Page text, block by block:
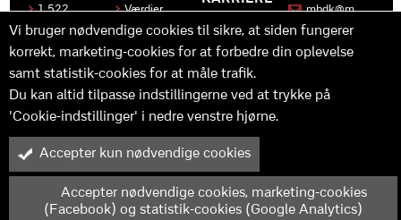
1.522
Produkter
Kontakt
os
Værdier
Historen
bag
MBDK
Hvad gør
os unikke
Bliv en del
Vores
team
Praktik
udvikling
mbdk@m
pressenævnet siden 25. maj 2011. Copyright © 2025 - MBDK ApS
Cookie-indstillinger Scroll op til toppen
Vi bruger nødvendige cookies til sikre, at siden fungerer
korrekt, marketing-cookies for at forbedre din oplevelse
samt statistik-cookies for at måle trafik.
Du kan altid tilpasse indstillingerne ved at trykke på
'Cookie-indstillinger' i nedre venstre hjørne.
Accepter kun nødvendige cookies
Accepter nødvendige cookies, marketing-cookies
(Facebook) og statistik-cookies (Google Analytics)